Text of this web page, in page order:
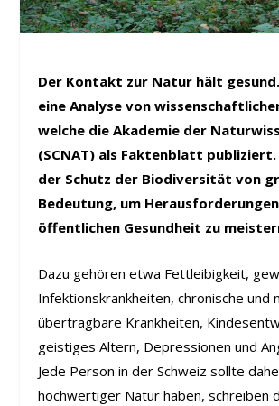
Der Kontakt zur Natur hält
eine Analyse von
welche die Akademie der
(SCNAT) als Faktenblatt publiziert.
der Schutz der Biodiversität von
Bedeutung, um
öffentlichen Gesundheit zu
Dazu gehören etwa Fettleibigkeit,
Infektionskrankheiten, chronische und
übertragbare Krankheiten,
geistiges Altern, Depressionen und
Jede Person in der Schweiz sollte
hochwertiger Natur haben, schreiben